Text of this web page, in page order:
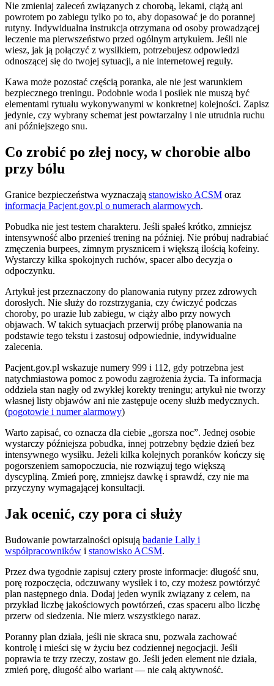
Nie zmieniaj zaleceń związanych z chorobą, lekami, ciążą ani
powrotem po zabiegu tylko po to, aby dopasować je do porannej
rutyny. Indywidualna instrukcja otrzymana od osoby prowadzącej
leczenie ma pierwszeństwo przed ogólnym artykułem. Jeśli nie
wiesz, jak ją połączyć z wysiłkiem, potrzebujesz odpowiedzi
odnoszącej się do twojej sytuacji, a nie internetowej reguły.
Kawa może pozostać częścią poranka, ale nie jest warunkiem
bezpiecznego treningu. Podobnie woda i posiłek nie muszą być
elementami rytuału wykonywanymi w konkretnej kolejności. Zapisz
jedynie, czy wybrany schemat jest powtarzalny i nie utrudnia ruchu
ani późniejszego snu.
Co zrobić po złej nocy, w chorobie albo
przy bólu
Granice bezpieczeństwa wyznaczają stanowisko ACSM oraz
informacja Pacjent.gov.pl o numerach alarmowych.
Pobudka nie jest testem charakteru. Jeśli spałeś krótko, zmniejsz
intensywność albo przenieś trening na później. Nie próbuj nadrabiać
zmęczenia burpees, zimnym prysznicem i większą ilością kofeiny.
Wystarczy kilka spokojnych ruchów, spacer albo decyzja o
odpoczynku.
Artykuł jest przeznaczony do planowania rutyny przez zdrowych
dorosłych. Nie służy do rozstrzygania, czy ćwiczyć podczas
choroby, po urazie lub zabiegu, w ciąży albo przy nowych
objawach. W takich sytuacjach przerwij próbę planowania na
podstawie tego tekstu i zastosuj odpowiednie, indywidualne
zalecenia.
Pacjent.gov.pl wskazuje numery 999 i 112, gdy potrzebna jest
natychmiastowa pomoc z powodu zagrożenia życia. Ta informacja
oddziela stan nagły od zwykłej korekty treningu; artykuł nie tworzy
własnej listy objawów ani nie zastępuje oceny służb medycznych.
(pogotowie i numer alarmowy)
Warto zapisać, co oznacza dla ciebie „gorsza noc”. Jednej osobie
wystarczy późniejsza pobudka, innej potrzebny będzie dzień bez
intensywnego wysiłku. Jeżeli kilka kolejnych poranków kończy się
pogorszeniem samopoczucia, nie rozwiązuj tego większą
dyscypliną. Zmień porę, zmniejsz dawkę i sprawdź, czy nie ma
przyczyny wymagającej konsultacji.
Jak ocenić, czy pora ci służy
Budowanie powtarzalności opisują badanie Lally i
współpracowników i stanowisko ACSM.
Przez dwa tygodnie zapisuj cztery proste informacje: długość snu,
porę rozpoczęcia, odczuwany wysiłek i to, czy możesz powtórzyć
plan następnego dnia. Dodaj jeden wynik związany z celem, na
przykład liczbę jakościowych powtórzeń, czas spaceru albo liczbę
przerw od siedzenia. Nie mierz wszystkiego naraz.
Poranny plan działa, jeśli nie skraca snu, pozwala zachować
kontrolę i mieści się w życiu bez codziennej negocjacji. Jeśli
poprawia te trzy rzeczy, zostaw go. Jeśli jeden element nie działa,
zmień porę, długość albo wariant — nie całą aktywność.